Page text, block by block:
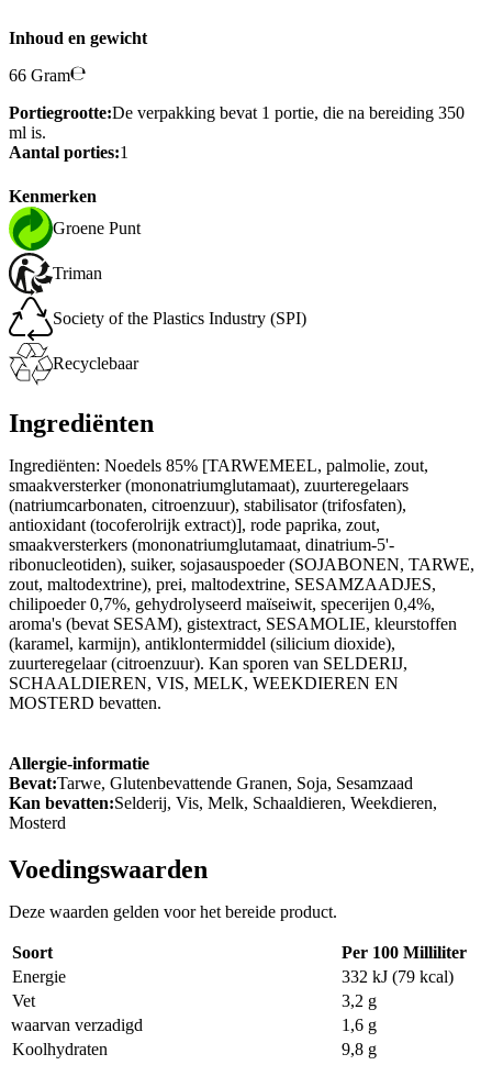
Inhoud en gewicht
66 Gram
Portiegrootte:De verpakking bevat 1 portie, die na bereiding 350
ml is.
Aantal porties:1
Kenmerken
Groene Punt
Triman
Society of the Plastics Industry (SPI)
Recyclebaar
Ingrediënten
Ingrediënten: Noedels 85% [TARWEMEEL, palmolie, zout,
smaakversterker (mononatriumglutamaat), zuurteregelaars
(natriumcarbonaten, citroenzuur), stabilisator (trifosfaten),
antioxidant (tocoferolrijk extract)], rode paprika, zout,
smaakversterkers (mononatriumglutamaat, dinatrium-5'-
ribonucleotiden), suiker, sojasauspoeder (SOJABONEN, TARWE,
zout, maltodextrine), prei, maltodextrine, SESAMZAADJES,
chilipoeder 0,7%, gehydrolyseerd maïseiwit, specerijen 0,4%,
aroma's (bevat SESAM), gistextract, SESAMOLIE, kleurstoffen
(karamel, karmijn), antiklontermiddel (silicium dioxide),
zuurteregelaar (citroenzuur). Kan sporen van SELDERIJ,
SCHAALDIEREN, VIS, MELK, WEEKDIEREN EN
MOSTERD bevatten.
Allergie-informatie
Bevat:Tarwe, Glutenbevattende Granen, Soja, Sesamzaad
Kan bevatten:Selderij, Vis, Melk, Schaaldieren, Weekdieren,
Mosterd
Voedingswaarden
Deze waarden gelden voor het bereide product.
Soort
Per 100 Milliliter
Energie
332 kJ (79 kcal)
Vet
3,2 g
waarvan verzadigd
1,6 g
Koolhydraten
9,8 g